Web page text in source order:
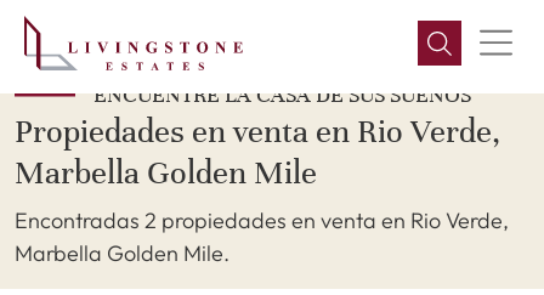
ENCUENTRE LA CASA DE SUS SUEÑOS
Propiedades en venta en Rio Verde,
Marbella Golden Mile
Encontradas 2 propiedades en venta en Rio Verde,
Marbella Golden Mile.